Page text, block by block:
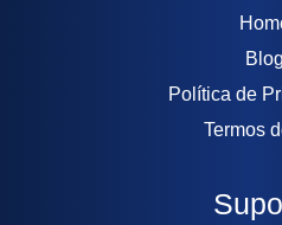
Blog
Política de
Termos